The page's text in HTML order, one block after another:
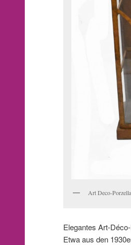
Art Deco-
Elegantes Art-
Etwa aus den